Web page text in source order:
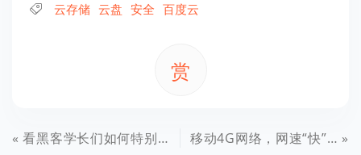
云存储 云盘 安全 百度云
赏
看黑客学长们如何特别学校饭卡的！上食堂免费了 移动4G网络，网速“快”全靠吹